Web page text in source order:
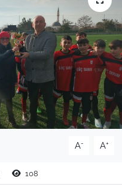
A- A+
108